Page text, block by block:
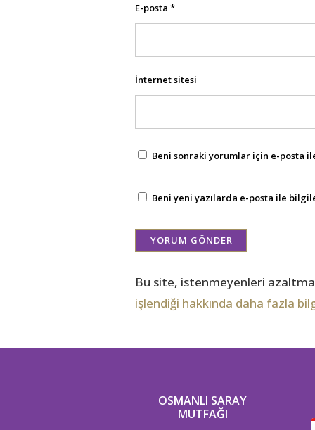
E-posta *
İnternet sitesi
Beni sonraki yorumlar için e-posta
Beni yeni yazılarda e-posta ile
Bu site, istenmeyenleri
işlendiği hakkında daha fazla
OSMANLI SARAY
MUTFAĞI